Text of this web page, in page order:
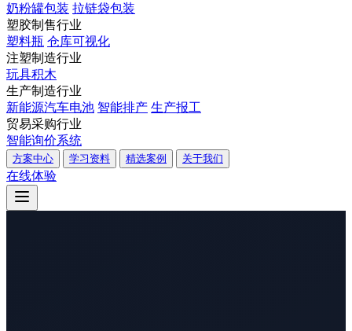
奶粉罐包装 拉链袋包装
塑胶制售行业
塑料瓶 仓库可视化
注塑制造行业
玩具积木
生产制造行业
新能源汽车电池 智能排产 生产报工
贸易采购行业
智能询价系统
方案中心 学习资料 精选案例 关于我们
在线体验